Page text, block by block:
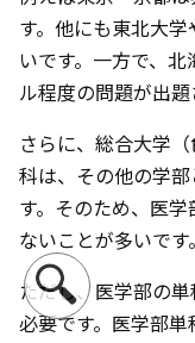
す。他にも東北大
いです。一方で、
ル程度の問題が出題
さらに、総合大学
科は、その他の学
す。そのため、医
ないことが多いです。
ただし、医学部の
必要です。医学部